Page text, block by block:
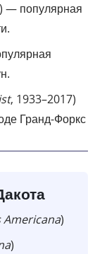
— популярная
, 1933–2017)
Гранд-Форкс
Americana)
)